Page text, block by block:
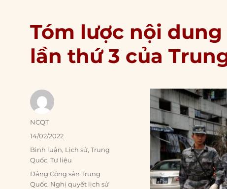
Tóm lược nội
lần thứ 3 của
Author
NCQT
Posted
on
14/02/2022
Categories
Bình luận, Lịch sử,Trung
Quốc,Tư liệu
Tags
Đảng Cộng sản Trung
Quốc, Nghị quyết lịch sử